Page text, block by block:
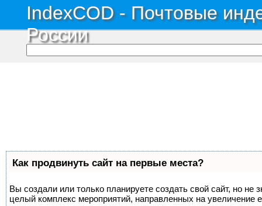
IndexCOD - Почтовые
России
Как продвинуть сайт на первые места?
Вы создали или только планируете создать свой сайт, но не
целый комплекс мероприятий, направленных на увеличение